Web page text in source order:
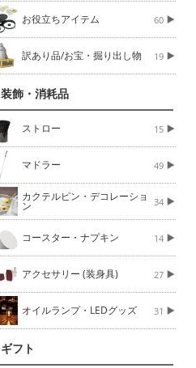
お役立ちアイテム 60
訳あり品/お宝・掘り出し物 19
装飾・消耗品
ストロー 15
マドラー 49
カクテルピン・デコレーショ
ン 34
コースター・ナプキン 14
アクセサリー (装身具) 27
オイルランプ・LEDグッズ 31
ギフト